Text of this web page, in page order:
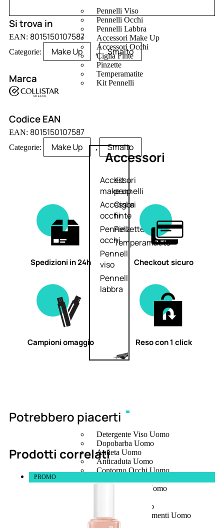
Pennelli Viso
Pennelli Occhi
Pennelli Labbra
Accessori Make Up
Accessori Occhi
Ciglia Finte
Pinzette
Temperamatite
Kit Pennelli
Accessori
Accessori
make up
Accessori
occhi
Pennelli
occhi
Pennelli
viso
Pennelli
labbra
Kit
pennelli
Ciglia
finte
Pinzette
Temperamatite
UOMO
Detergente Viso Uomo
Dopobarba Uomo
Antieta Uomo
Anticaduta Uomo
Contorno Occhi Uomo
Docciaschiuma Uomo
Deodoranti Uomo
Confezioni Trattamenti Uomo
Si trova in
EAN: 8015150107587
Categorie: Make Up , Smalto
Marca
Codice EAN
EAN: 8015150107587
Categorie: Make Up , Smalto
Spedizioni in 24h Checkout sicuro
Campioni omaggio Reso con 1 click
Potrebbero piacerti
Prodotti correlati
PROMO